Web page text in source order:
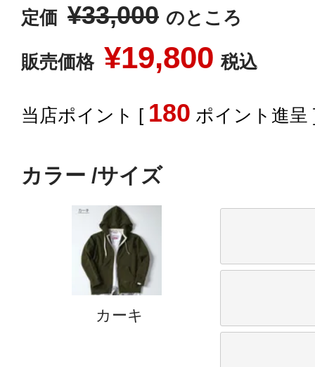
定価 ¥33,000 のところ
販売価格 ¥19,800 税込
[ 180 ポイント進呈
カラー サイズ
カーキ